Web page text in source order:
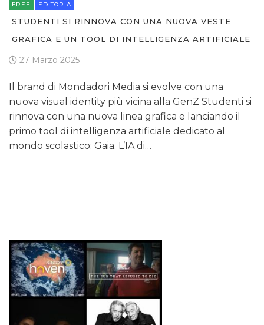
FREE EDITORIA
STUDENTI SI RINNOVA CON UNA NUOVA VESTE
GRAFICA E UN TOOL DI INTELLIGENZA ARTIFICIALE
27 Marzo 2025
Il brand di Mondadori Media si evolve con una
nuova visual identity più vicina alla GenZ Studenti si
rinnova con una nuova linea grafica e lanciando il
primo tool di intelligenza artificiale dedicato al
mondo scolastico: Gaia. L’IA di…